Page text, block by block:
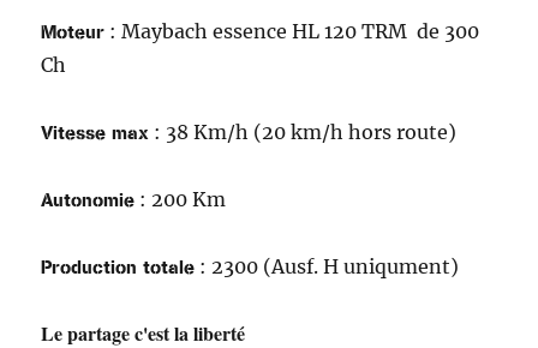
Moteur : Maybach essence HL 120 TRM de 300
Ch
Vitesse max : 38 Km/h (20 km/h hors route)
Autonomie : 200 Km
Production totale : 2300 (Ausf. H uniqument)
Le partage c'est la liberté